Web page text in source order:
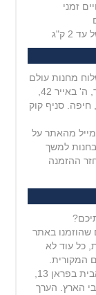
זמני
ק"ג
מחנות עולם
תל אביב. סניף קוק סטור, משה פלימן 4, חיפה. סניף קוק
קבלת מייל מהאתר על
למשך
תוחזר ההזמנה
שהוזמנו באתר
כל עוד לא
המקורית.
הארץ. הערך